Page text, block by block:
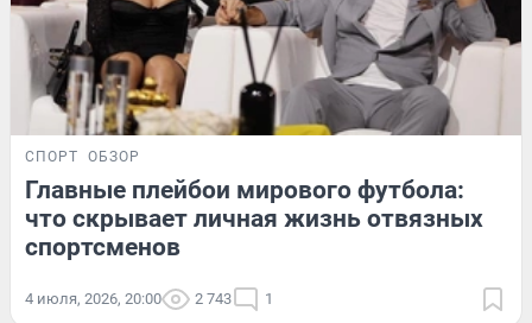
СПОРТ ОБЗОР
Главные плейбои мирового футбола:
что скрывает личная жизнь отвязных
спортсменов
4 июля, 2026, 20:00 2 743 1